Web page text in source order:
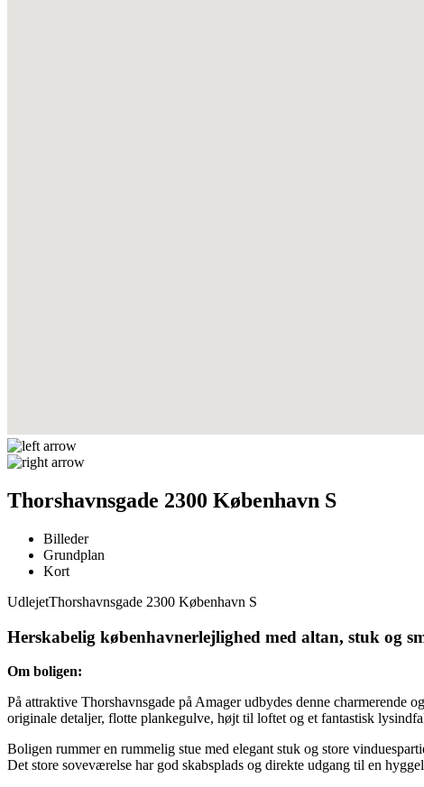
Thorshavnsgade 2300 København S
Billeder
Grundplan
Kort
UdlejetThorshavnsgade 2300 København S
Herskabelig københavnerlejlighed med altan, stuk og
Om boligen:
På attraktive Thorshavnsgade på Amager udbydes denne
originale detaljer, flotte plankegulve, højt til loftet og et fantastisk
Boligen rummer en rummelig stue med elegant stuk og store
Det store soveværelse har god skabsplads og direkte udgang til en